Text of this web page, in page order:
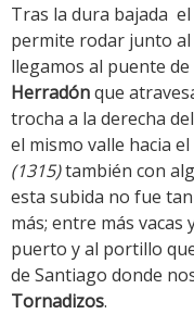
Tras la dura bajada
permite rodar junto
llegamos al puente
Herradónque
trocha a la derecha
el mismo valle hacia el
(1315)también con
esta subida no fue
más; entre más
puerto y al portillo
de Santiago donde
Tornadizos.